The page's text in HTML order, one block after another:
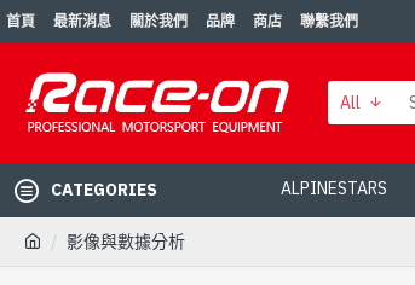
首頁 最新消息 關於我們 品牌 商店 聯繫我們
All
CATEGORIES ALPINESTARS
影像與數據分析